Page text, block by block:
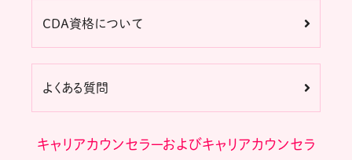
CDA資格について
よくある質問
キャリアカウンセラーおよびキャリアカウンセラ